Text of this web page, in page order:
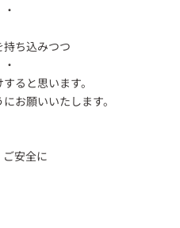
ち込みつつ
ると思います。
お願いいたします。
安全に